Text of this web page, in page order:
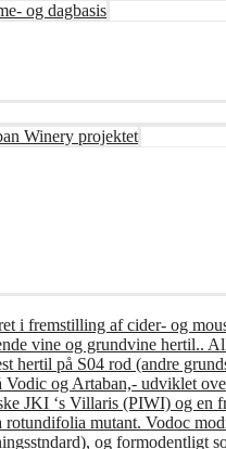
og dagbasis
Winery projektet
i fremstilling af cider- og
vine og grundvine hertil..
hertil på S04 rod (andre
og Artaban,- udviklet
JKI ‘s Villaris (PIWI) og en
rotundifolia mutant. Vodoc
og formodentligt